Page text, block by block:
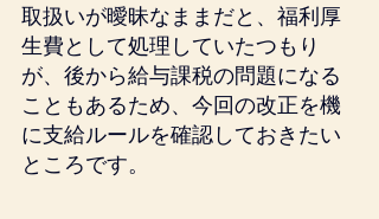
取扱いが曖昧なままだと、福利厚
生費として処理していたつもり
が、後から給与課税の問題になる
こともあるため、今回の改正を機
に支給ルールを確認しておきたい
ところです。